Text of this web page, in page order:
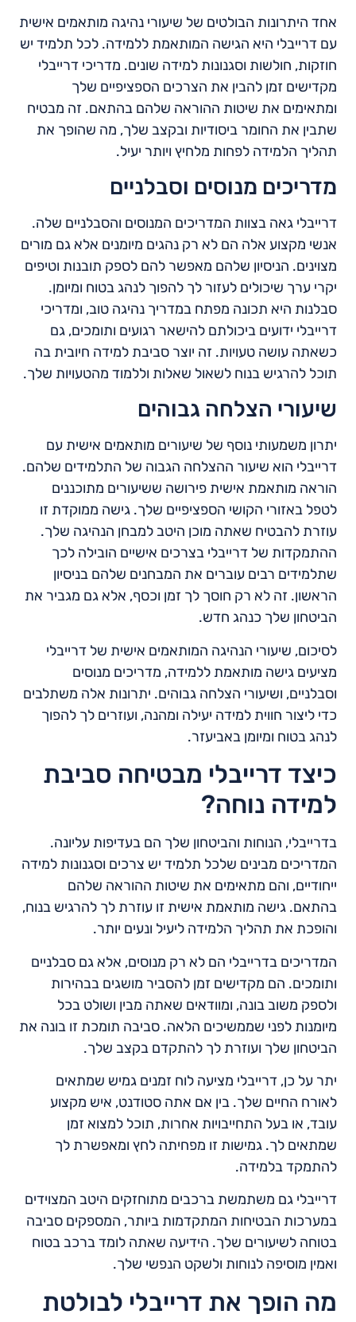
אחד היתרונות הבולטים של שיעורי נהיגה מותאמים אישית
עם דרייבלי היא הגישה המותאמת ללמידה. לכל תלמיד יש
חוזקות, חולשות וסגנונות למידה שונים. מדריכי דרייבלי
מקדישים זמן להבין את הצרכים הספציפיים שלך
ומתאימים את שיטות ההוראה שלהם בהתאם. זה מבטיח
שתבין את החומר ביסודיות ובקצב שלך, מה שהופך את
תהליך הלמידה לפחות מלחיץ ויותר יעיל.
מדריכים מנוסים וסבלניים
דרייבלי גאה בצוות המדריכים המנוסים והסבלניים שלה.
אנשי מקצוע אלה הם לא רק נהגים מיומנים אלא גם מורים
מצוינים. הניסיון שלהם מאפשר להם לספק תובנות וטיפים
יקרי ערך שיכולים לעזור לך להפוך לנהג בטוח ומיומן.
סבלנות היא תכונה מפתח במדריך נהיגה טוב, ומדריכי
דרייבלי ידועים ביכולתם להישאר רגועים ותומכים, גם
כשאתה עושה טעויות. זה יוצר סביבת למידה חיובית בה
תוכל להרגיש בנוח לשאול שאלות וללמוד מהטעויות שלך.
שיעורי הצלחה גבוהים
יתרון משמעותי נוסף של שיעורים מותאמים אישית עם
דרייבלי הוא שיעור ההצלחה הגבוה של התלמידים שלהם.
הוראה מותאמת אישית פירושה ששיעורים מתוכננים
לטפל באזורי הקושי הספציפיים שלך. גישה ממוקדת זו
עוזרת להבטיח שאתה מוכן היטב למבחן הנהיגה שלך.
ההתמקדות של דרייבלי בצרכים אישיים הובילה לכך
שתלמידים רבים עוברים את המבחנים שלהם בניסיון
הראשון. זה לא רק חוסך לך זמן וכסף, אלא גם מגביר את
הביטחון שלך כנהג חדש.
לסיכום, שיעורי הנהיגה המותאמים אישית של דרייבלי
מציעים גישה מותאמת ללמידה, מדריכים מנוסים
וסבלניים, ושיעורי הצלחה גבוהים. יתרונות אלה משתלבים
כדי ליצור חווית למידה יעילה ומהנה, ועוזרים לך להפוך
לנהג בטוח ומיומן באביעזר.
כיצד דרייבלי מבטיחה סביבת
למידה נוחה?
בדרייבלי, הנוחות והביטחון שלך הם בעדיפות עליונה.
המדריכים מבינים שלכל תלמיד יש צרכים וסגנונות למידה
ייחודיים, והם מתאימים את שיטות ההוראה שלהם
בהתאם. גישה מותאמת אישית זו עוזרת לך להרגיש בנוח,
והופכת את תהליך הלמידה ליעיל ונעים יותר.
המדריכים בדרייבלי הם לא רק מנוסים, אלא גם סבלניים
ותומכים. הם מקדישים זמן להסביר מושגים בבהירות
ולספק משוב בונה, ומוודאים שאתה מבין ושולט בכל
מיומנות לפני שממשיכים הלאה. סביבה תומכת זו בונה את
הביטחון שלך ועוזרת לך להתקדם בקצב שלך.
יתר על כן, דרייבלי מציעה לוח זמנים גמיש שמתאים
לאורח החיים שלך. בין אם אתה סטודנט, איש מקצוע
עובד, או בעל התחייבויות אחרות, תוכל למצוא זמן
שמתאים לך. גמישות זו מפחיתה לחץ ומאפשרת לך
להתמקד בלמידה.
דרייבלי גם משתמשת ברכבים מתוחזקים היטב המצוידים
במערכות הבטיחות המתקדמות ביותר, המספקים סביבה
בטוחה לשיעורים שלך. הידיעה שאתה לומד ברכב בטוח
ואמין מוסיפה לנוחות ולשקט הנפשי שלך.
מה הופך את דרייבלי לבולטת